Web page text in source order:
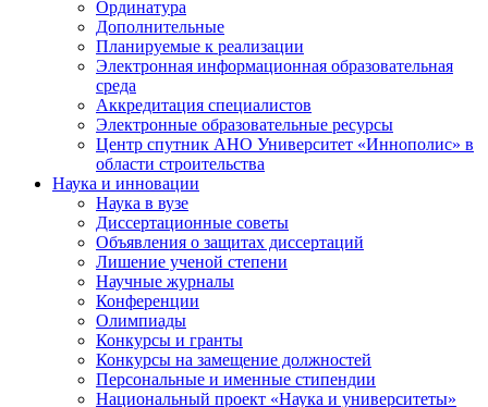
Ординатура
Дополнительные
Планируемые к реализации
Электронная информационная образовательная
среда
Аккредитация специалистов
Электронные образовательные ресурсы
Центр спутник АНО Университет «Иннополис» в
области строительства
Наука и инновации
Наука в вузе
Диссертационные советы
Объявления о защитах диссертаций
Лишение ученой степени
Научные журналы
Конференции
Олимпиады
Конкурсы и гранты
Конкурсы на замещение должностей
Персональные и именные стипендии
Национальный проект «Наука и университеты»